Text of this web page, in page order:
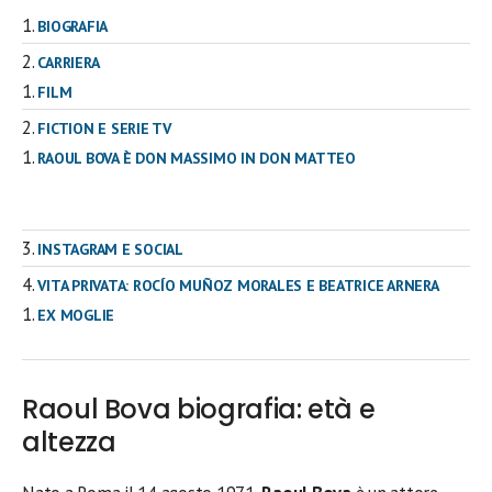
BIOGRAFIA
CARRIERA
FILM
FICTION E SERIE TV
RAOUL BOVA È DON MASSIMO IN DON MATTEO
INSTAGRAM E SOCIAL
VITA PRIVATA: ROCÍO MUÑOZ MORALES E BEATRICE ARNERA
EX MOGLIE
Raoul Bova biografia: età e
altezza